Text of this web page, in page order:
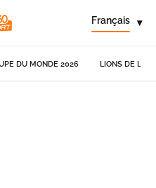
Français ▾
DU MONDE 2026 LIONS DE